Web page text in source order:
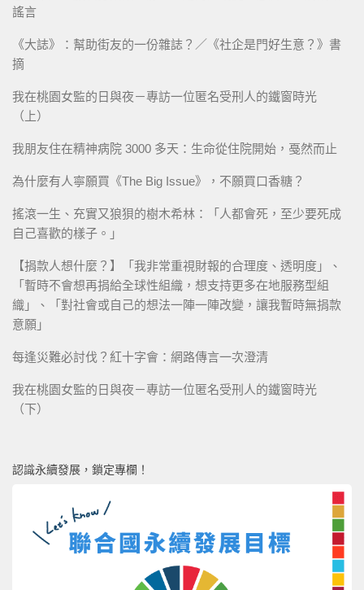
謠言
《大誌》：幫助街友的一份雜誌？／《社企是門好生意？》書
摘
我在桃園女監的日與夜－專訪一位匿名受刑人的鐵窗時光
（上）
我朋友住在精神病院 3000 多天：生命從住院開始，戞然而止
為什麼有人寧願買《The Big Issue》，不願買口香糖？
搖滾一生、充實又狼狽的樹木希林：「人都會死，至少要死成
自己喜歡的樣子。」
【捐款人想什麼？】「我非常重視財報的合理度、透明度」、
「暫時不會想再捐給全球性組織，想支持更多在地服務型組
織」、「對社會或自己的想法一陣一陣改變，讓我暫時無捐款
意願」
每逢災難必討伐？紅十字會：網路傳言一次澄清
我在桃園女監的日與夜－專訪一位匿名受刑人的鐵窗時光
（下）
認識永續發展，鎖定專欄！